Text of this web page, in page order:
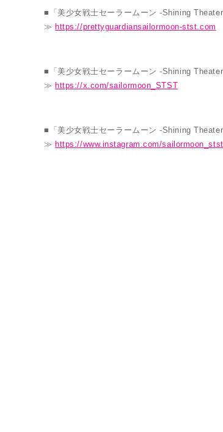
■「美少女戦士セーラームーン -Shining
≫ https://prettyguardiansailormoon-stst.com
■「美少女戦士セーラームーン -Shining
≫ https://x.com/sailormoon_STST
■「美少女戦士セーラームーン -Shining
≫ https://www.instagram.com/